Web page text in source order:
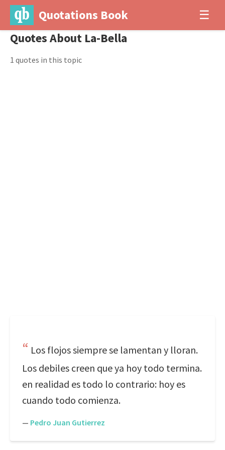
Quotations Book ☰
Quotes About La-Bella
1 quotes in this topic
Los flojos siempre se lamentan y lloran.
Los debiles creen que ya hoy todo termina.
en realidad es todo lo contrario: hoy es
cuando todo comienza.
— Pedro Juan Gutierrez